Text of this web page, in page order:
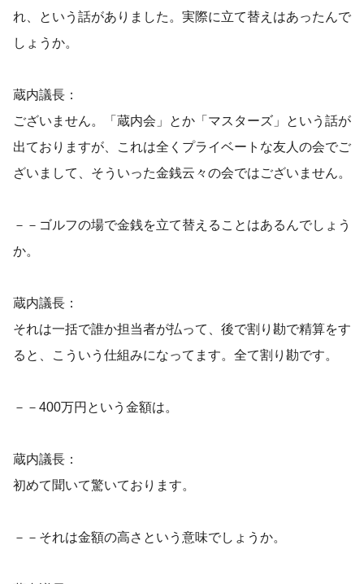
れ、という話がありました。実際に立て替えはあったんで
しょうか。
蔵内議長：
ございません。「蔵内会」とか「マスターズ」という話が
出ておりますが、これは全くプライベートな友人の会でご
ざいまして、そういった金銭云々の会ではございません。
－－ゴルフの場で金銭を立て替えることはあるんでしょう
か。
蔵内議長：
それは一括で誰か担当者が払って、後で割り勘で精算をす
ると、こういう仕組みになってます。全て割り勘です。
－－400万円という金額は。
蔵内議長：
初めて聞いて驚いております。
－－それは金額の高さという意味でしょうか。